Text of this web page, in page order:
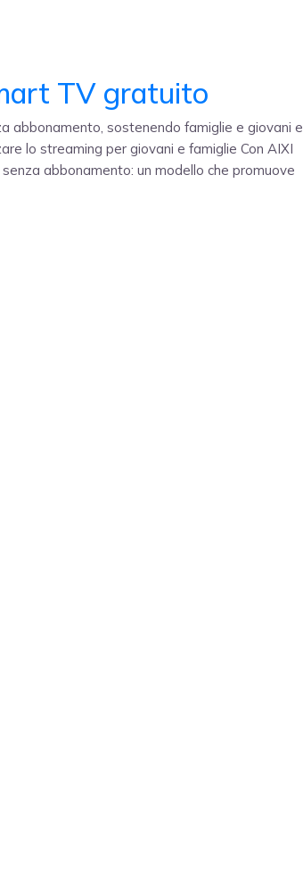
TV gratuito
abbonamento, sostenendo famiglie e giovani e
lo streaming per giovani e famiglie Con AIXI
abbonamento: un modello che promuove